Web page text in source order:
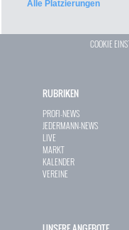
Alle Platzierungen
COOKIE
RUBRIKEN
PROFI-NEWS
JEDERMANN-NEWS
LIVE
MARKT
KALENDER
VEREINE